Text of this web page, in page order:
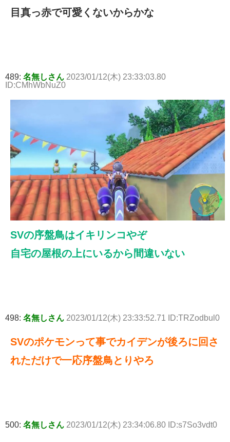
目真っ赤で可愛くないからかな
489: 名無しさん 2023/01/12(木) 23:33:03.80
ID:CMhWbNuZ0
SVの序盤鳥はイキリンコやぞ
自宅の屋根の上にいるから間違いない
498: 名無しさん 2023/01/12(木) 23:33:52.71 ID:TRZodbul0
SVのポケモンって事でカイデンが後ろに回さ
れただけで一応序盤鳥とりやろ
500: 名無しさん 2023/01/12(木) 23:34:06.80 ID:s7So3vdt0